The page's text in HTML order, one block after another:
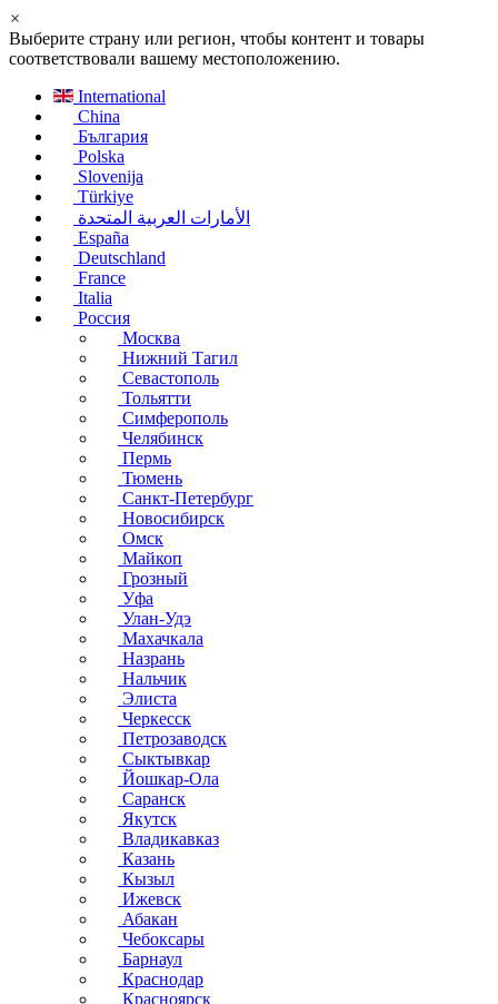
×
Выберите страну или регион, чтобы контент и товары
соответствовали вашему местоположению.
International
China
България
Polska
Slovenija
Türkiye
الأمارات العربية المتحدة
España
Deutschland
France
Italia
Россия
Москва
Нижний Тагил
Севастополь
Тольятти
Симферополь
Челябинск
Пермь
Тюмень
Санкт-Петербург
Новосибирск
Омск
Майкоп
Грозный
Уфа
Улан-Удэ
Махачкала
Назрань
Нальчик
Элиста
Черкесск
Петрозаводск
Сыктывкар
Йошкар-Ола
Саранск
Якутск
Владикавказ
Казань
Кызыл
Ижевск
Абакан
Чебоксары
Барнаул
Краснодар
Красноярск